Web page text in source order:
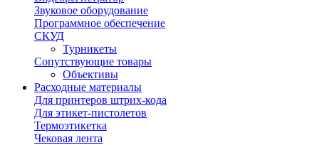
Звуковое оборудование
Программное обеспечение
СКУД
Турникеты
Сопутствующие товары
Объективы
Расходные материалы
Для принтеров штрих-кода
Для этикет-пистолетов
Термоэтикетка
Чековая лента